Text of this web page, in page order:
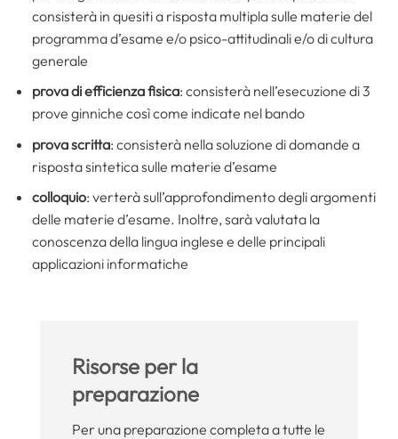
consisterà in quesiti a risposta multipla sulle materie del
programma d’esame e/o psico-attitudinali e/o di cultura
generale
prova di efficienza fisica: consisterà nell’esecuzione di 3
prove ginniche così come indicate nel bando
prova scritta: consisterà nella soluzione di domande a
risposta sintetica sulle materie d’esame
colloquio: verterà sull’approfondimento degli argomenti
delle materie d’esame. Inoltre, sarà valutata la
conoscenza della lingua inglese e delle principali
applicazioni informatiche
Risorse per la
preparazione
Per una preparazione completa a tutte le